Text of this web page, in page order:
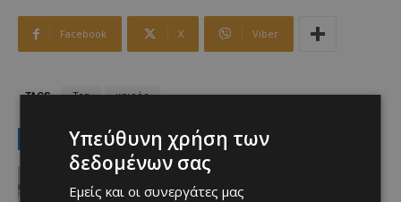
Facebook X Viber
TAGS Top καιρός
LATEST NEWS
Αθλητικά
Η Ομόνοια τους έδωσε το δικαίωμα
Υπεύθυνη χρήση των
δεδομένων σας
Εμείς και οι συνεργάτες μας